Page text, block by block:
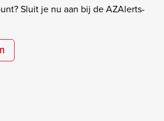
Sluit je nu aan bij de AZAlerts-